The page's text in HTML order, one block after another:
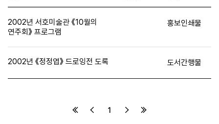
2002년 서호미술관 《10월의
연주회》 프로그램
홍보인쇄물
2002년 《정정엽》 드로잉전 도록 도서간행물
1